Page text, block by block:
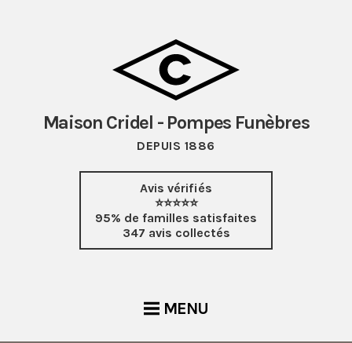
Maison Cridel - Pompes Funèbres
DEPUIS 1886
Avis vérifiés
⭐⭐⭐⭐⭐
95% de familles satisfaites
347 avis collectés
MENU